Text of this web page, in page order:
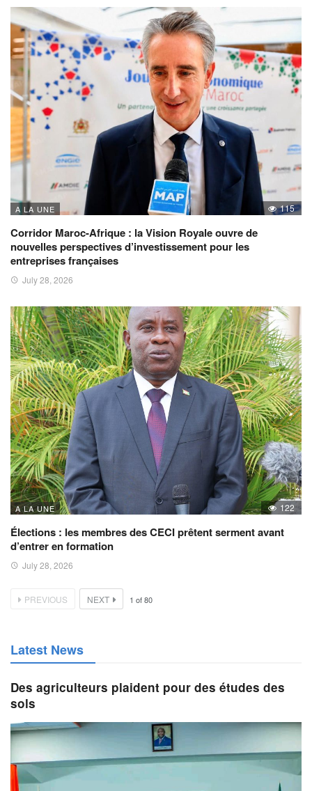
A LA UNE 115
Corridor Maroc-Afrique : la Vision Royale ouvre de
nouvelles perspectives d’investissement pour les
entreprises françaises
July 28, 2026
A LA UNE 122
Élections : les membres des CECI prêtent serment avant
d’entrer en formation
July 28, 2026
PREVIOUS NEXT 1 of80
Latest News
Des agriculteurs plaident pour des études des
sols